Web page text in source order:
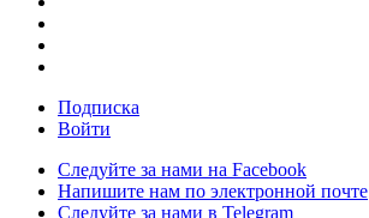
Подписка
Войти
Следуйте за нами на Facebook
Напишите нам по электронной почте
Следуйте за нами в Telegram